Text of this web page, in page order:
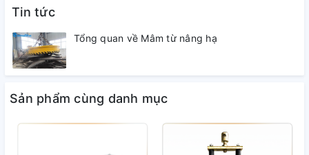
Tin tức
Tổng quan về Mâm từ nâng hạ
Sản phẩm cùng danh mục